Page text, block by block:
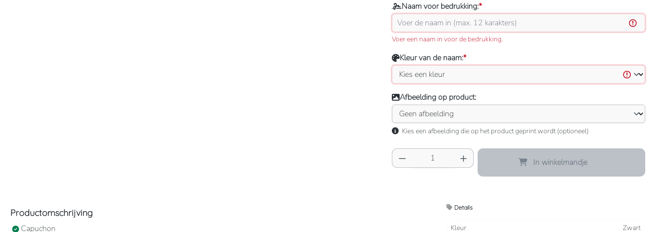
Naam voor bedrukking:*
Voer een naam in voor de bedrukking.
Kleur van de naam:*
Afbeelding op product:
Kies een afbeelding die op het product geprint wordt (optioneel)
Producthoeveelheid: Voer de gewenste
In winkelmandje
Productomschrijving
Capuchon
Details
Kleur
Zwart